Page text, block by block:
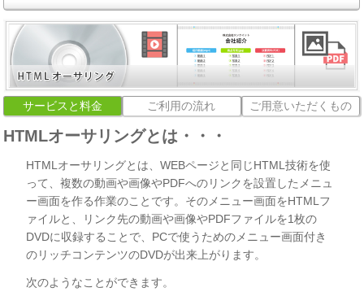
サービスと料金 ご利用の流れ ご用意いただくもの
HTMLオーサリングとは・・・
HTMLオーサリングとは、WEBページと同じHTML技術を使
って、複数の動画や画像やPDFへのリンクを設置したメニュ
ー画面を作る作業のことです。そのメニュー画面をHTMLフ
ァイルと、リンク先の動画や画像やPDFファイルを1枚の
DVDに収録することで、PCで使うためのメニュー画面付き
のリッチコンテンツのDVDが出来上がります。
次のようなことができます。